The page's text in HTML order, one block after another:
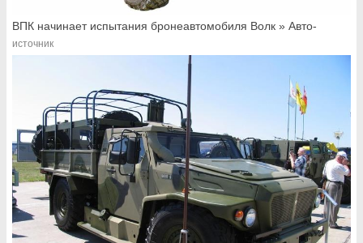
ВПК начинает испытания бронеавтомобиля Волк » Авто-
источник